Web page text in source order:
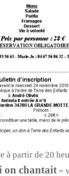
à partir de 20
on chantait»